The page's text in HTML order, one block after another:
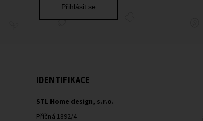
Přihlásit se
IDENTIFIKACE
STL Home design, s.r.o.
Příčná 1892/4